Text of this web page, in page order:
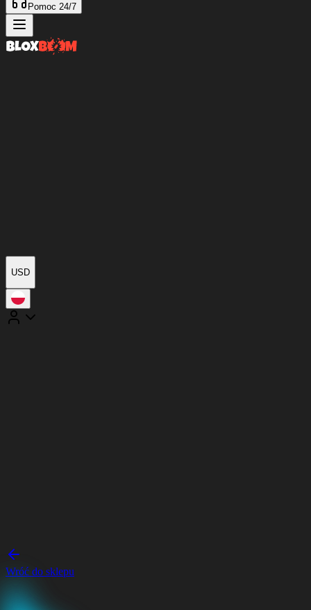
Pomoc 24/7
USD
Wróć do sklepu